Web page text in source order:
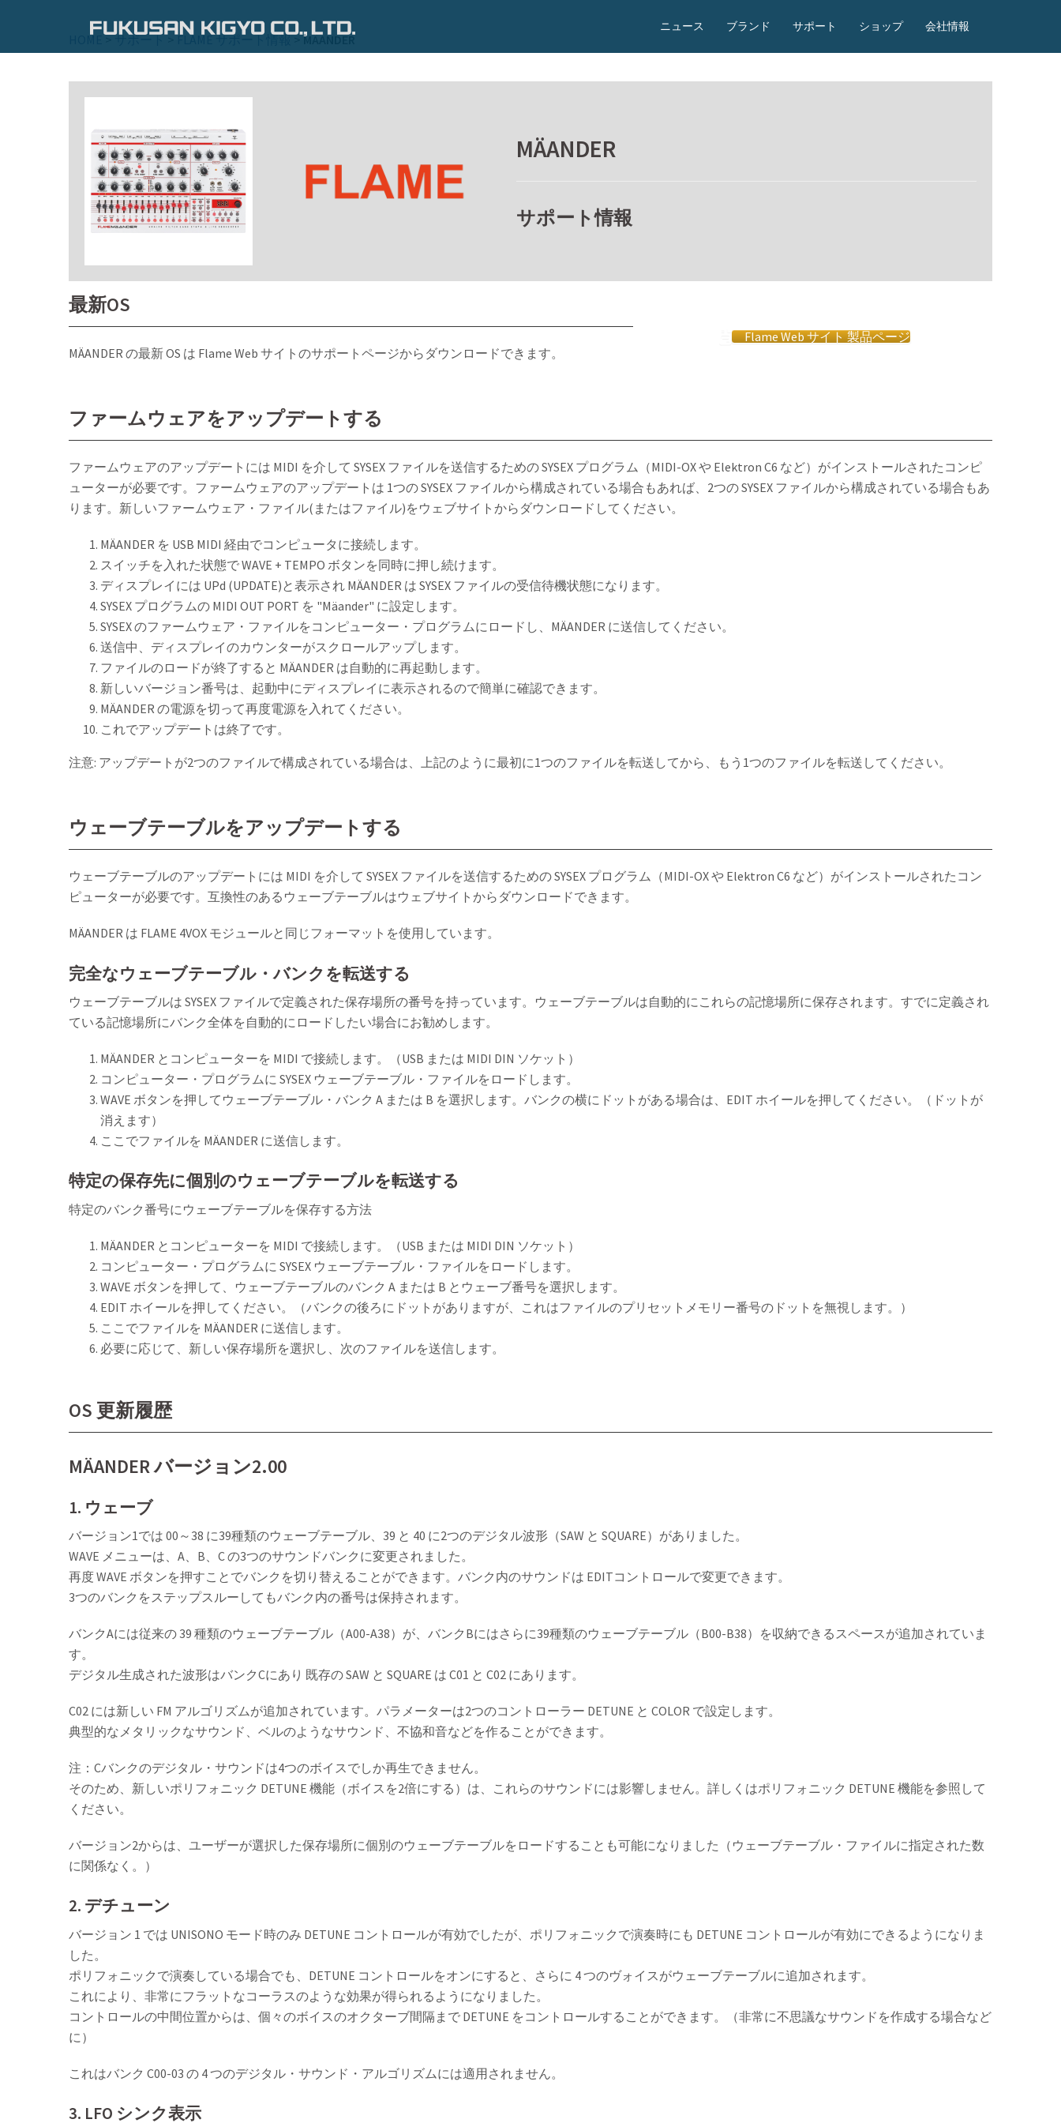
テ
ニュース ブランド サポート ショップ 会社情報
HOME >サポート>FLAME サポート情報>MÄANDER
MÄANDER
サポート情報
最新OS
MÄANDER の最新 OS は Flame Web サイトのサポートページからダウンロードできます。
Flame Web サイト 製品ページ
ファームウェアをアップデートする
ファームウェアのアップデートには MIDI を介して SYSEX ファイルを送信するための SYSEX プログラム（MIDI-OX や Elektron C6 など）がインストールされたコンピ
ューターが必要です。ファームウェアのアップデートは 1つの SYSEX ファイルから構成されている場合もあれば、2つの SYSEX ファイルから構成されている場合もあ
ります。新しいファームウェア・ファイル(またはファイル)をウェブサイトからダウンロードしてください。
MÄANDER を USB MIDI 経由でコンピュータに接続します。
スイッチを入れた状態で WAVE + TEMPO ボタンを同時に押し続けます。
ディスプレイには UPd (UPDATE)と表示され MÄANDER は SYSEX ファイルの受信待機状態になります。
SYSEX プログラムの MIDI OUT PORT を "Mäander" に設定します。
SYSEX のファームウェア・ファイルをコンピューター・プログラムにロードし、MÄANDER に送信してください。
送信中、ディスプレイのカウンターがスクロールアップします。
ファイルのロードが終了すると MÄANDER は自動的に再起動します。
新しいバージョン番号は、起動中にディスプレイに表示されるので簡単に確認できます。
MÄANDER の電源を切って再度電源を入れてください。
これでアップデートは終了です。
注意: アップデートが2つのファイルで構成されている場合は、上記のように最初に1つのファイルを転送してから、もう1つのファイルを転送してください。
ウェーブテーブルをアップデートする
ウェーブテーブルのアップデートには MIDI を介して SYSEX ファイルを送信するための SYSEX プログラム（MIDI-OX や Elektron C6 など）がインストールされたコン
ピューターが必要です。互換性のあるウェーブテーブルはウェブサイトからダウンロードできます。
MÄANDER は FLAME 4VOX モジュールと同じフォーマットを使用しています。
完全なウェーブテーブル・バンクを転送する
ウェーブテーブルは SYSEX ファイルで定義された保存場所の番号を持っています。ウェーブテーブルは自動的にこれらの記憶場所に保存されます。すでに定義され
ている記憶場所にバンク全体を自動的にロードしたい場合にお勧めします。
MÄANDER とコンピューターを MIDI で接続します。（USB または MIDI DIN ソケット）
コンピューター・プログラムに SYSEX ウェーブテーブル・ファイルをロードします。
WAVE ボタンを押してウェーブテーブル・バンク A または B を選択します。バンクの横にドットがある場合は、EDIT ホイールを押してください。（ドットが
消えます）
ここでファイルを MÄANDER に送信します。
特定の保存先に個別のウェーブテーブルを転送する
特定のバンク番号にウェーブテーブルを保存する方法
MÄANDER とコンピューターを MIDI で接続します。（USB または MIDI DIN ソケット）
コンピューター・プログラムに SYSEX ウェーブテーブル・ファイルをロードします。
WAVE ボタンを押して、ウェーブテーブルのバンク A または B とウェーブ番号を選択します。
EDIT ホイールを押してください。（バンクの後ろにドットがありますが、これはファイルのプリセットメモリー番号のドットを無視します。）
ここでファイルを MÄANDER に送信します。
必要に応じて、新しい保存場所を選択し、次のファイルを送信します。
OS 更新履歴
MÄANDER バージョン2.00
1. ウェーブ
バージョン1では 00～38 に39種類のウェーブテーブル、39 と 40 に2つのデジタル波形（SAW と SQUARE）がありました。
WAVE メニューは、A、B、C の3つのサウンドバンクに変更されました。
再度 WAVE ボタンを押すことでバンクを切り替えることができます。バンク内のサウンドは EDITコントロールで変更できます。
3つのバンクをステップスルーしてもバンク内の番号は保持されます。
バンクAには従来の 39 種類のウェーブテーブル（A00-A38）が、バンクBにはさらに39種類のウェーブテーブル（B00-B38）を収納できるスペースが追加されていま
す。
デジタル生成された波形はバンクCにあり 既存の SAW と SQUARE は C01 と C02 にあります。
C02 には新しい FM アルゴリズムが追加されています。パラメーターは2つのコントローラー DETUNE と COLOR で設定します。
典型的なメタリックなサウンド、ベルのようなサウンド、不協和音などを作ることができます。
注：Cバンクのデジタル・サウンドは4つのボイスでしか再生できません。
そのため、新しいポリフォニック DETUNE 機能（ボイスを2倍にする）は、これらのサウンドには影響しません。詳しくはポリフォニック DETUNE 機能を参照して
ください。
バージョン2からは、ユーザーが選択した保存場所に個別のウェーブテーブルをロードすることも可能になりました（ウェーブテーブル・ファイルに指定された数
に関係なく。）
2. デチューン
バージョン 1 では UNISONO モード時のみ DETUNE コントロールが有効でしたが、ポリフォニックで演奏時にも DETUNE コントロールが有効にできるようになりま
した。
ポリフォニックで演奏している場合でも、DETUNE コントロールをオンにすると、さらに 4 つのヴォイスがウェーブテーブルに追加されます。
これにより、非常にフラットなコーラスのような効果が得られるようになりました。
コントロールの中間位置からは、個々のボイスのオクターブ間隔まで DETUNE をコントロールすることができます。（非常に不思議なサウンドを作成する場合など
に）
これはバンク C00-03 の 4 つのデジタル・サウンド・アルゴリズムには適用されません。
3. LFO シンク表示